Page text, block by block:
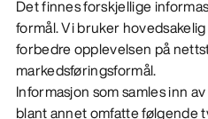
Det finnes forskjellige
formål. Vi bruker
forbedre opplevelsen på
markedsføringsformål.
Informasjon som samles inn
blant annet omfatte følgende